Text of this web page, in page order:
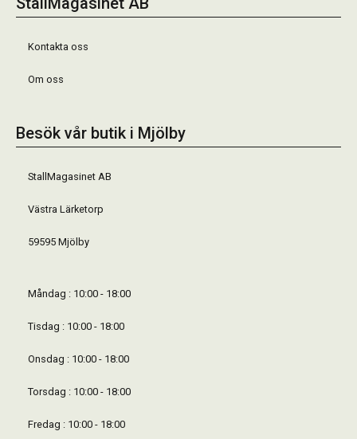
Kontakta oss
Om oss
Besök vår butik i Mjölby
StallMagasinet AB
Västra Lärketorp
59595 Mjölby
Måndag : 10:00 - 18:00
Tisdag : 10:00 - 18:00
Onsdag : 10:00 - 18:00
Torsdag : 10:00 - 18:00
Fredag : 10:00 - 18:00